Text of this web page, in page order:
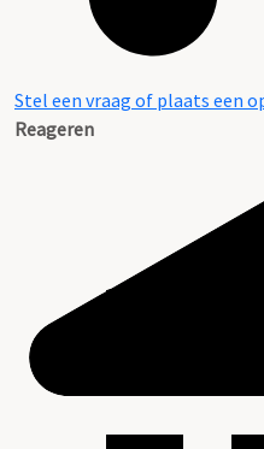
Stel een vraag of plaats een
Reageren